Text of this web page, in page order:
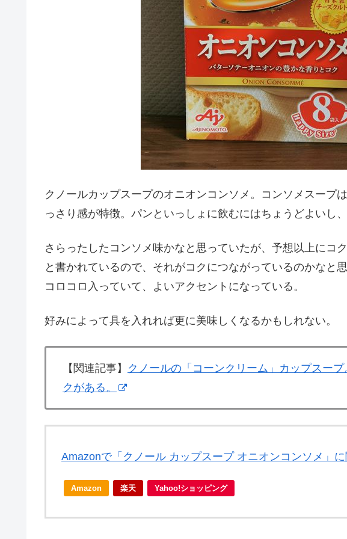
クノールカップスープのオニオンコンソメ。コンソメスープ
っさり感が特徴。パンといっしょに飲むにはちょうどよいし
さらったしたコンソメ味かなと思っていたが、予想以上にコ
と書かれているので、それがコクにつながっているのかなと
コロコロ入っていて、よいアクセントになっている。
好みによって具を入れれば更に美味しくなるかもしれない。
【関連記事】 クノールの「コーンクリーム」カップスー
クがある。
Amazonで「クノール カップスープ オニオンコンソメ」
Amazon 楽天 Yahoo!ショッピング